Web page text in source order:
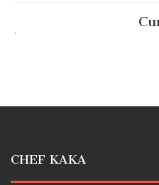
.
CHEF KAKA